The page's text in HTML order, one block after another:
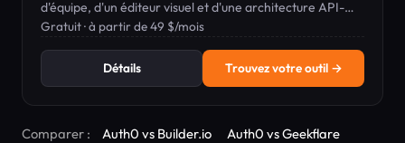
d'équipe, d'un éditeur visuel et d'une architecture API-
first pour les développeurs.
Gratuit · à partir de 49 $/mois
Détails Trouvez votre outil →
Comparer : Auth0 vs Builder.io
Auth0 vs Geekflare